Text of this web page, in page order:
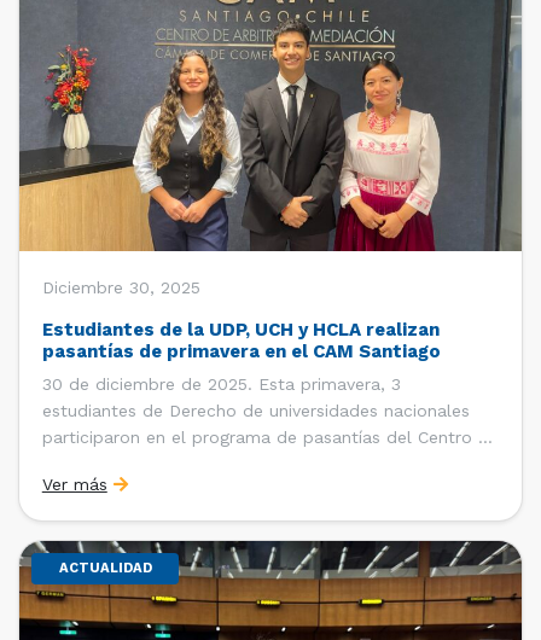
Diciembre 30, 2025
Estudiantes de la UDP, UCH y HCLA realizan
pasantías de primavera en el CAM Santiago
30 de diciembre de 2025. Esta primavera, 3
estudiantes de Derecho de universidades nacionales
participaron en el programa de pasantías del Centro de
de Santiago (CCS). Entre el 3 de noviembre y el 30 de
diciembre realizaron su pasantía Ingrid Ivania […]
Ver más
ACTUALIDAD